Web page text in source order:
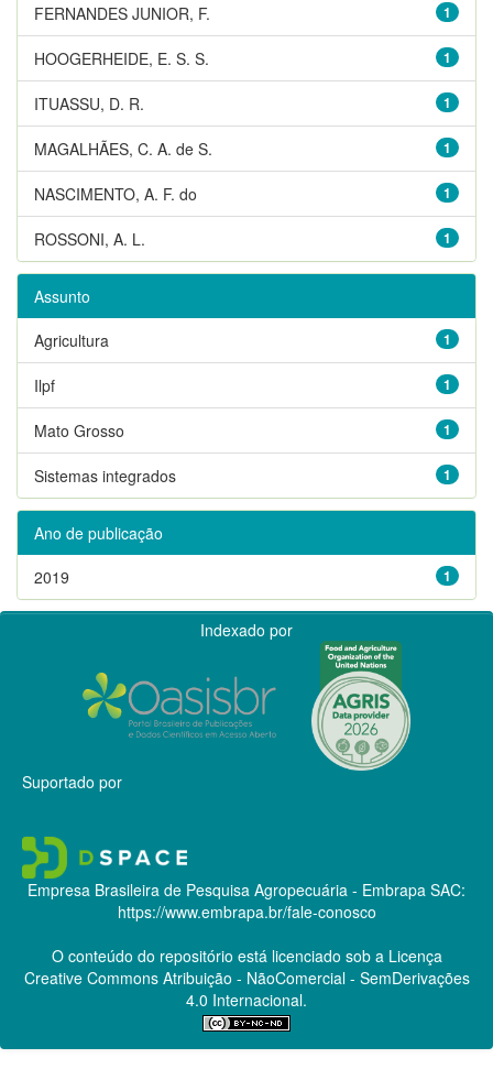
1
FERNANDES JUNIOR, F.
1
HOOGERHEIDE, E. S. S.
1
ITUASSU, D. R.
1
MAGALHÃES, C. A. de S.
1
NASCIMENTO, A. F. do
1
ROSSONI, A. L.
Assunto
1
Agricultura
1
Ilpf
1
Mato Grosso
1
Sistemas integrados
Ano de publicação
1
2019
Indexado por
Suportado por
Empresa Brasileira de Pesquisa Agropecuária - Embrapa SAC:
https://www.embrapa.br/fale-conosco
O conteúdo do repositório está licenciado sob a Licença
Creative CommonsAtribuição - NãoComercial - SemDerivações
4.0 Internacional.